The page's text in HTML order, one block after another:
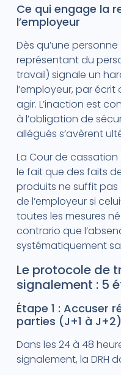
Ce qui engage la
l’employeur
Dès qu’une
représentant du
travail) signale un
l’employeur, par
agir. L’inaction est
à l’obligation de
allégués s’avèrent
La Cour de
le fait que des faits
produits ne suffit
de l’employeur si
toutes les mesures
contrario que
systématiquement
Le protocole de
signalement : 5
Étape 1 : Accuser
parties (J+1 à J+2)
Dans les 24 à 48
signalement, la DRH